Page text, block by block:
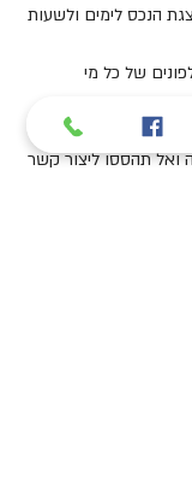
הנכס לימים ולשעות
של כל מי
תהססו ליצור קשר